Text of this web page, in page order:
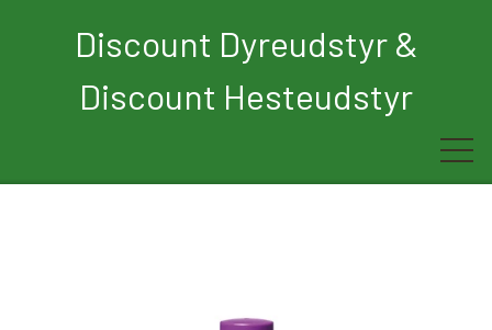
Discount Dyreudstyr &
Discount Hesteudstyr